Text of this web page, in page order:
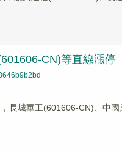
CN)等直線漲停
長城軍工(601606-CN)、中